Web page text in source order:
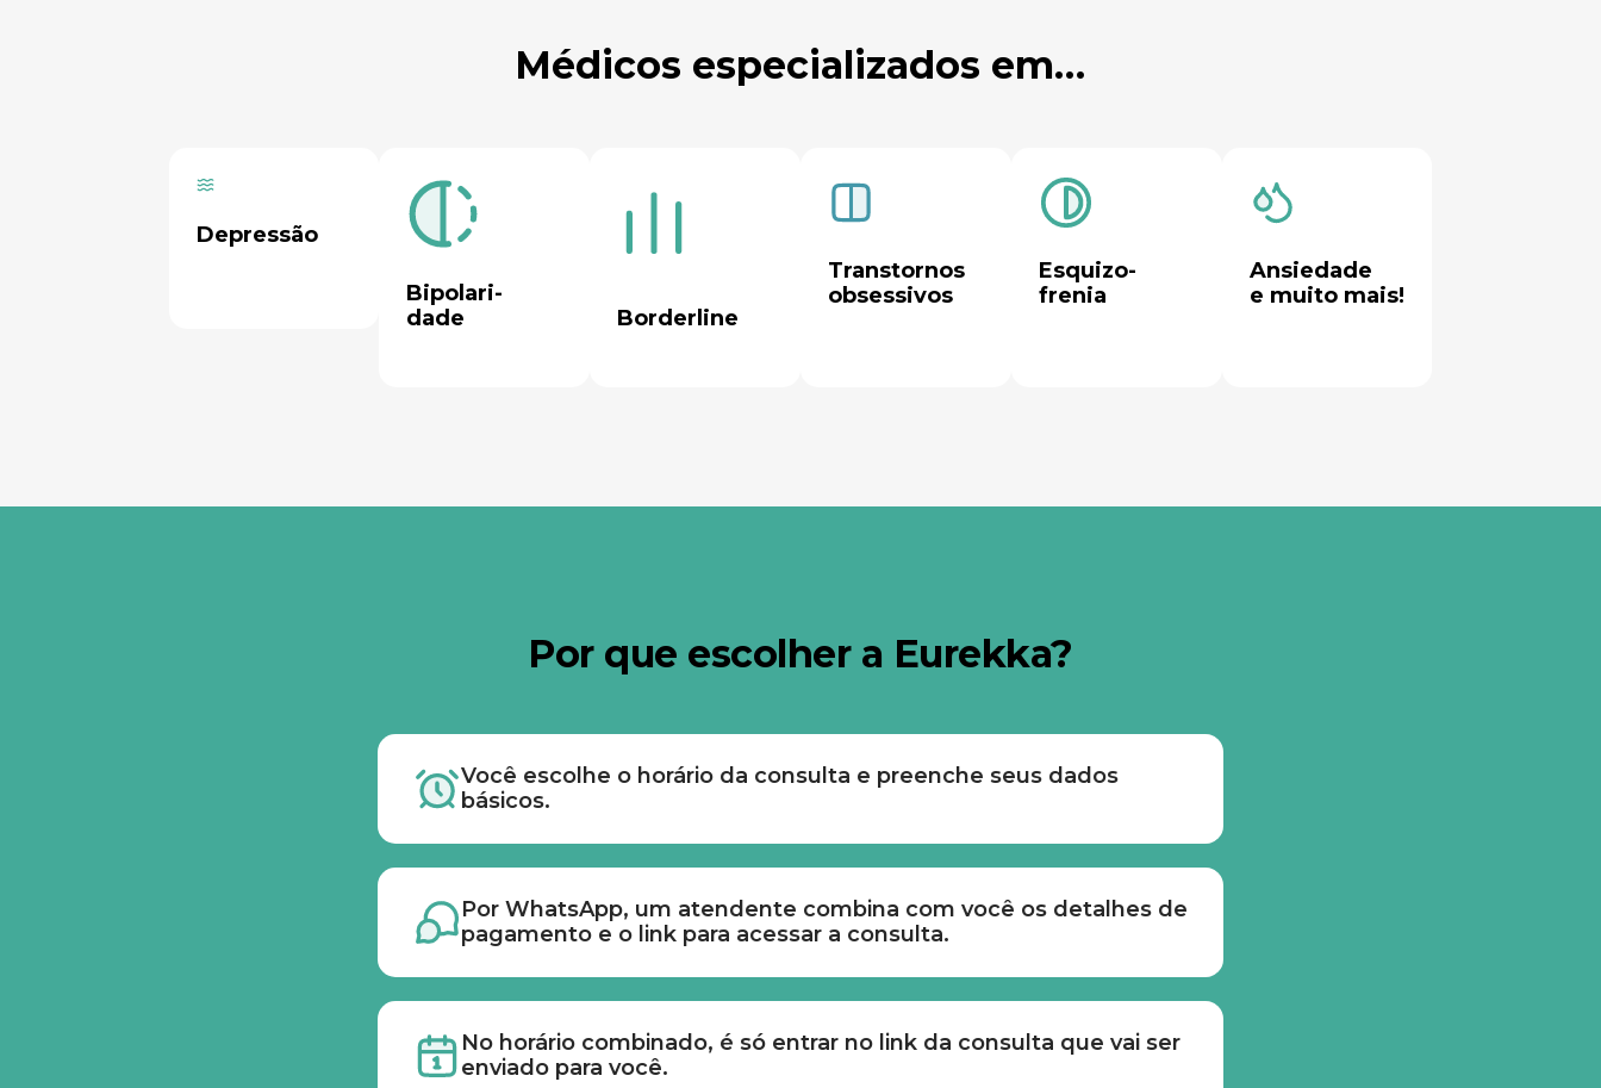
Médicos especializados em…
Depressão
Bipolari-
Transtornos
obsessivos
Esquizo-
frenia
Ansiedade
e muito mais!
Por que escolher a Eurekka?
Você escolhe o horário da consulta e preenche seus dados
básicos.
Por WhatsApp, um atendente combina com você os detalhes de
pagamento e o link para acessar a consulta.
No horário combinado, é só entrar no link da consulta que vai ser
enviado para você.